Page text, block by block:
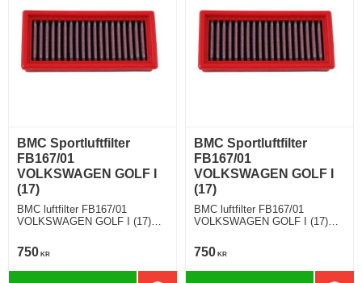
BMC Sportluftfilter
FB167/01
VOLKSWAGEN GOLF I
(17)
BMC luftfilter FB167/01
VOLKSWAGEN GOLF I (17)
750 KR
BMC Sportluftfilter
FB167/01
VOLKSWAGEN GOLF I
(17)
BMC luftfilter FB167/01
VOLKSWAGEN GOLF I (17)
750 KR